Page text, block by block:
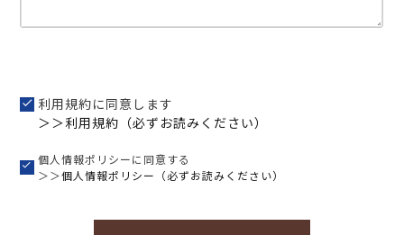
利用規約に同意します
＞＞利用規約（必ずお読みください）
個人情報ポリシーに同意する
＞＞個人情報ポリシー（必ずお読みください）